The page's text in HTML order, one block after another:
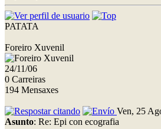
PATATA
Foreiro Xuvenil
24/11/06
0 Carreiras
194 Mensaxes
Ven, 25
Asunto: Re: Epi con ecografia